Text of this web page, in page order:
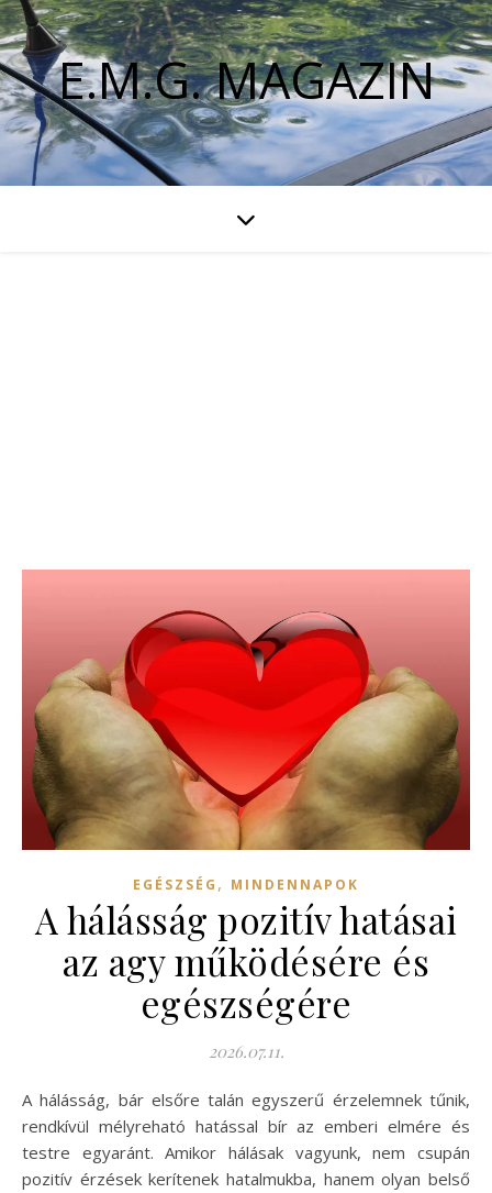
E.M.G. MAGAZIN
EGÉSZSÉG , MINDENNAPOK
A hálásság pozitív hatásai
az agy működésére és
egészségére
2026.07.11.
A hálásság, bár elsőre talán egyszerű érzelemnek tűnik,
rendkívül mélyreható hatással bír az emberi elmére és
testre egyaránt. Amikor hálásak vagyunk, nem csupán
pozitív érzések kerítenek hatalmukba, hanem olyan belső